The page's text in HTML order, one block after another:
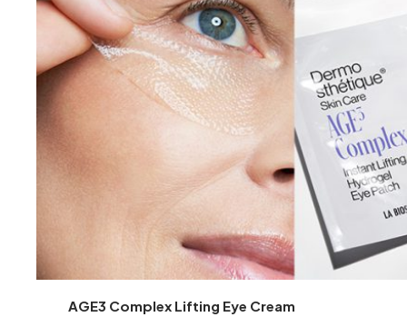
AGE3 Complex Lifting Eye Cream